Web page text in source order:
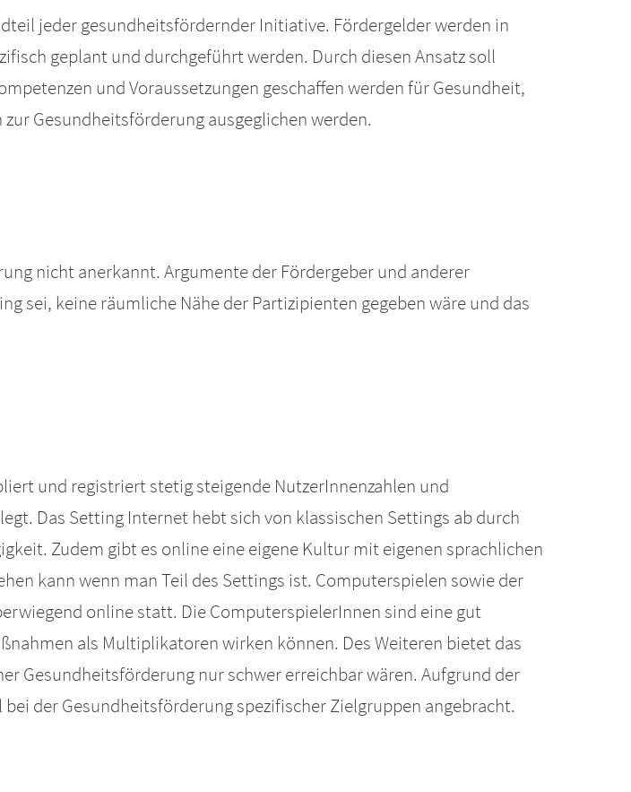
jeder gesundheitsfördernder Initiative. Fördergelder werden in
geplant und durchgeführt werden. Durch diesen Ansatz soll
und Voraussetzungen geschaffen werden für Gesundheit,
Gesundheitsförderung ausgeglichen werden.
nicht anerkannt. Argumente der Fördergeber und anderer
sei, keine räumliche Nähe der Partizipienten gegeben wäre und das
und registriert stetig steigende NutzerInnenzahlen und
Das Setting Internet hebt sich von klassischen Settings ab durch
Zudem gibt es online eine eigene Kultur mit eigenen sprachlichen
kann wenn man Teil des Settings ist. Computerspielen sowie der
online statt. Die ComputerspielerInnen sind eine gut
als Multiplikatoren wirken können. Des Weiteren bietet das
Gesundheitsförderung nur schwer erreichbar wären. Aufgrund der
der Gesundheitsförderung spezifischer Zielgruppen angebracht.